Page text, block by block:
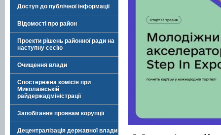
Доступ до публічної інформації
Відомості про район
Проекти рішень районної ради на
наступну сесію
Очищення влади
Спостережна комісія при
Миколаївській
райдержадміністрації
Запобігання проявам корупції
Децентралізація державної влади